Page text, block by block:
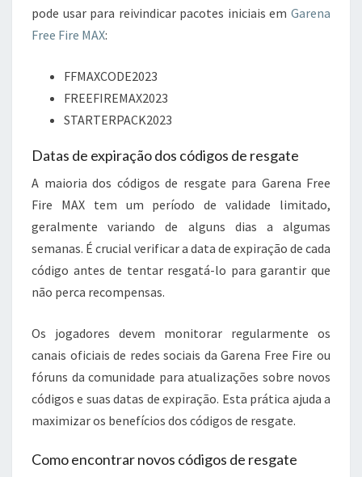
pode usar para reivindicar pacotes iniciais em Garena
Free Fire MAX:
FFMAXCODE2023
FREEFIREMAX2023
STARTERPACK2023
Datas de expiração dos códigos de resgate
A maioria dos códigos de resgate para Garena Free
Fire MAX tem um período de validade limitado,
geralmente variando de alguns dias a algumas
semanas. É crucial verificar a data de expiração de cada
código antes de tentar resgatá-lo para garantir que
não perca recompensas.
Os jogadores devem monitorar regularmente os
canais oficiais de redes sociais da Garena Free Fire ou
fóruns da comunidade para atualizações sobre novos
códigos e suas datas de expiração. Esta prática ajuda a
maximizar os benefícios dos códigos de resgate.
Como encontrar novos códigos de resgate